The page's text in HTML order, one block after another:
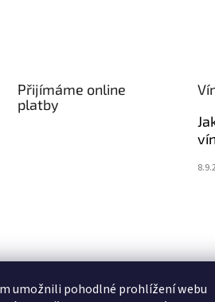
umožnili pohodlné prohlížení webu
Přijímáme online
platby
zboží bude ověřen váš věk.